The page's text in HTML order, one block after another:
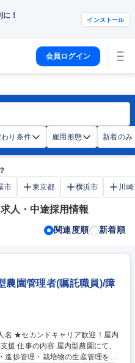
！ インストール
会員ログイン
わり条件 雇用形態 新着のみ
市 東京都 横浜市 川
人・中途採用情報
関連度順 新着順
農園管理者(嘱託職員)/障
にて、
進捗管理・栽培物の生産管理を担